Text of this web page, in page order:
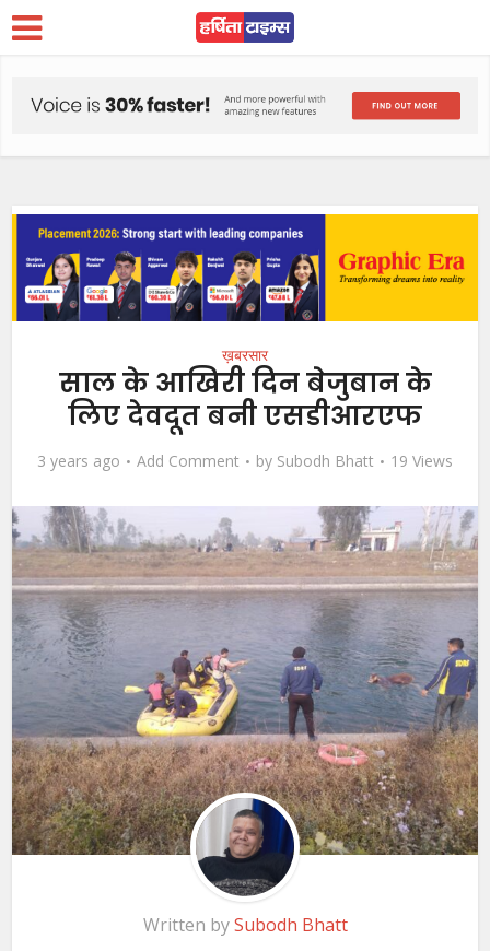
ख़बरसार
साल के आखिरी दिन बेजुबान के
लिए देवदूत बनी एसडीआरएफ
3 years ago Add Comment by Subodh Bhatt 19 Views
Written bySubodh Bhatt